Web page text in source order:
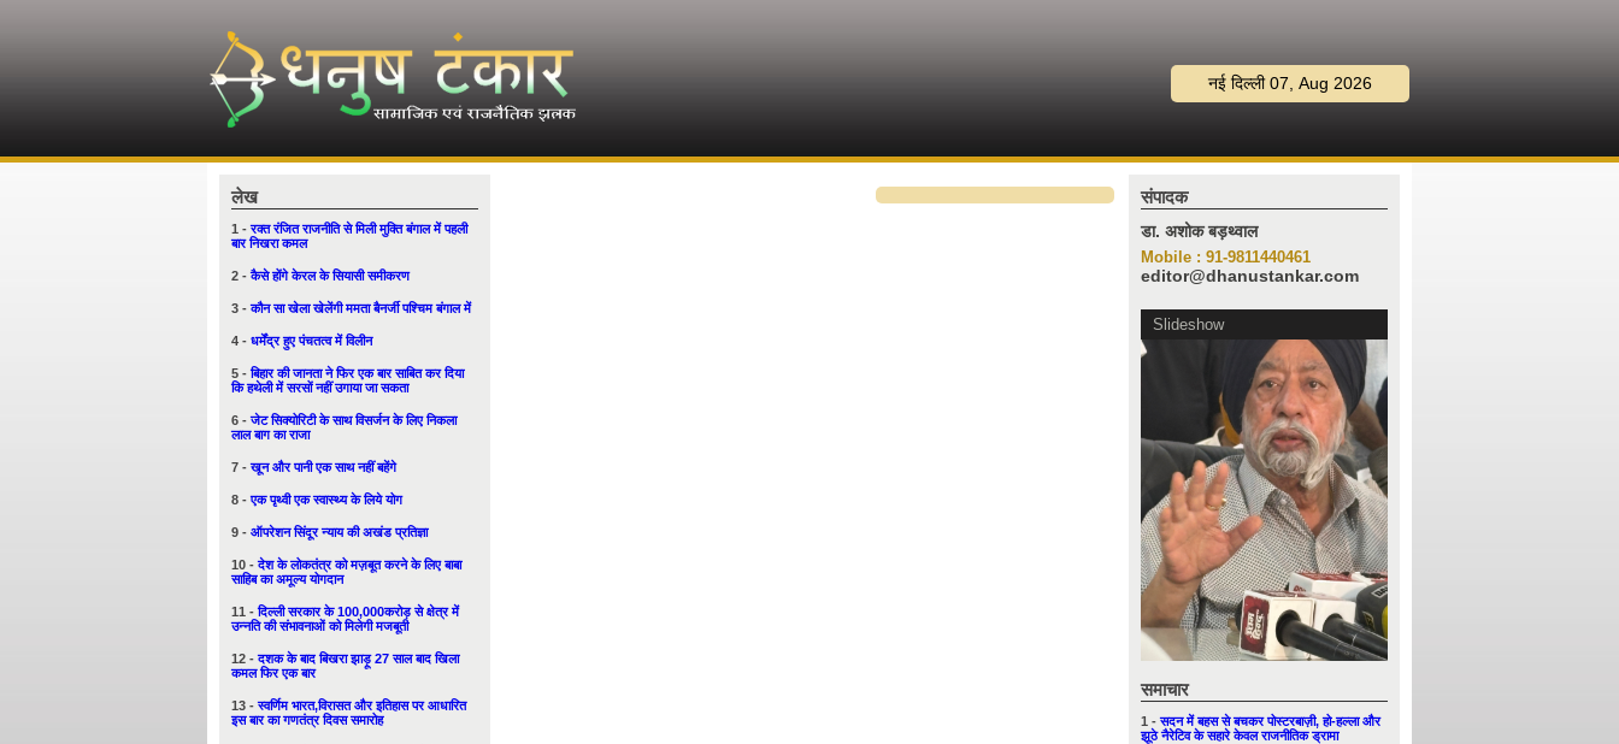
नई दिल्ली 07, Aug 2026
लेख
1 -रक्त रंजित राजनीति से मिली मुक्ति बंगाल में पहली
बार निखरा कमल
2 -कैसे होंगे केरल के सियासी समीकरण
3 -कौन सा खेला खेलेंगी ममता बैनर्जी पश्चिम बंगाल में
4 - धर्मेंद्र हुए पंचतत्व में विलीन
5 -बिहार की जानता ने फिर एक बार साबित कर दिया
कि हथेली में सरसों नहीं उगाया जा सकता
6 -जेट सिक्योरिटी के साथ विसर्जन के लिए निकला
लाल बाग का राजा
7 -खून और पानी एक साथ नहीं बहेंगे
8 -एक पृथ्वी एक स्वास्थ्य के लिये योग
9 - ऑपरेशन सिंदूर न्याय की अखंड प्रतिज्ञा
10 -देश के लोकतंत्र को मज़बूत करने के लिए बाबा
साहिब का अमूल्य योगदान
11 -दिल्ली सरकार के 100,000करोड़ से क्षेत्र में
उन्नति की संभावनाओं को मिलेगी मजबूती
12 -दशक के बाद बिखरा झाड़ू 27 साल बाद खिला
कमल फिर एक बार
13 -स्वर्णिम भारत,विरासत और इतिहास पर आधारित
इस बार का गणतंत्र दिवस समारोह
संपादक
डा. अशोक बड़थ्वाल
Mobile : 91-9811440461
editor@dhanustankar.com
Slideshow
समाचार
1 -सदन में बहस से बचकर पोस्टरबाज़ी, हो-हल्ला और
झूठे नैरेटिव के सहारे केवल राजनीतिक ड्रामा